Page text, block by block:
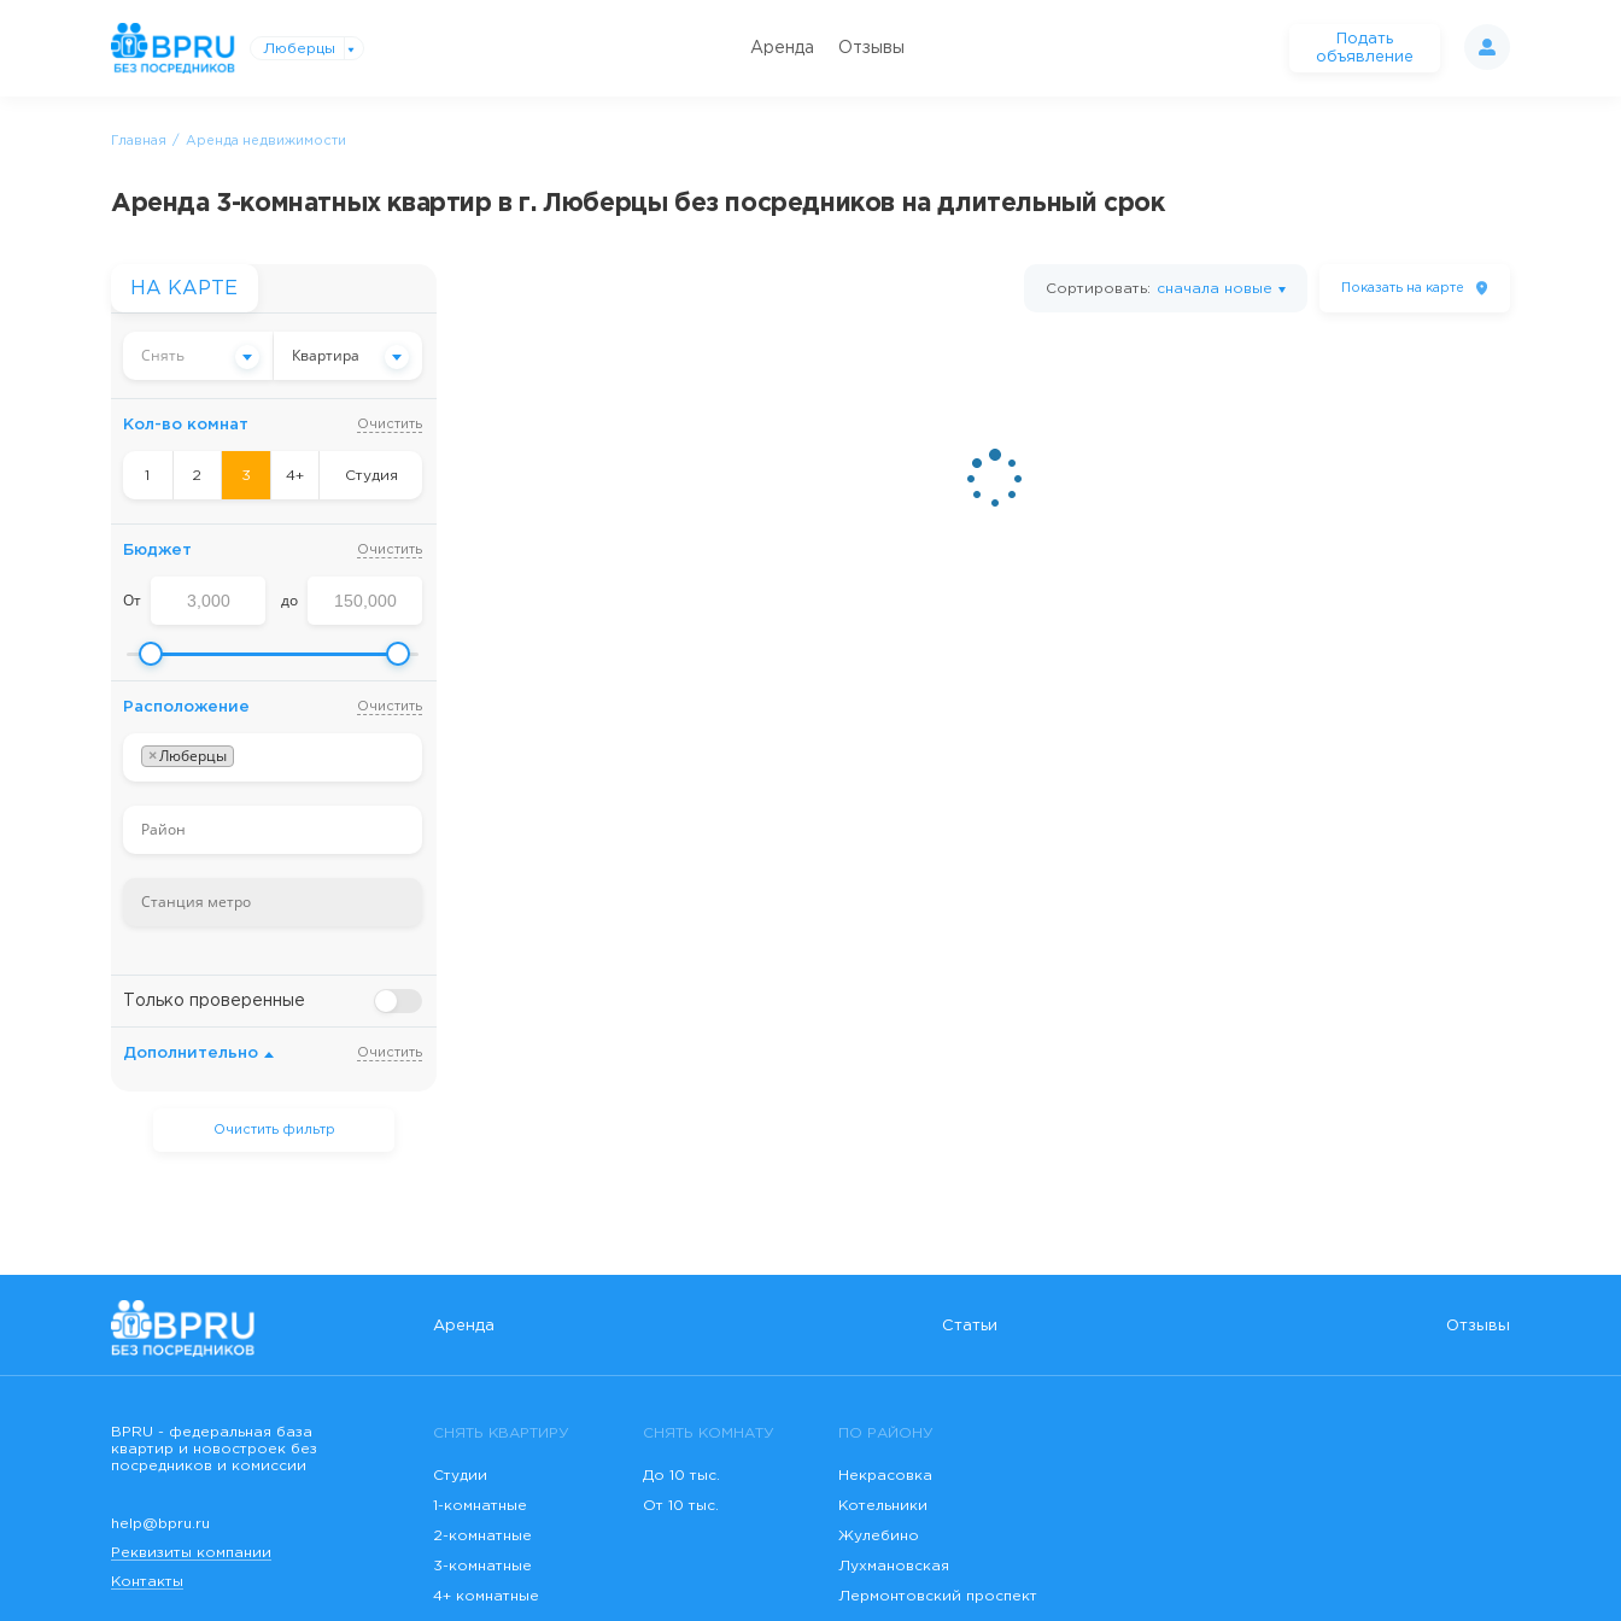
Люберцы Аренда Отзывы
Подать
объявление
Главная Аренда недвижимости
Аренда 3-комнатных квартир в г. Люберцы без посредников на длительный срок
Снять Квартира
Кол-во комнат Очистить
1 2 3 4+ Студия
Бюджет Очистить
От до
Расположение Очистить
×Люберцы
Только проверенные
Дополнительно Очистить
НА КАРТЕ
Очистить фильтр
Сортировать: сначала новые Показать на карте
Аренда Статьи Отзывы
BPRU - федеральная база
квартир и новостроек без
посредников и комиссии
help@bpru.ru
Реквизиты компании
Контакты
СНЯТЬ КВАРТИРУ
Студии
1-комнатные
2-комнатные
3-комнатные
4+ комнатные
СНЯТЬ КОМНАТУ
До 10 тыс.
От 10 тыс.
ПО РАЙОНУ
Некрасовка
Котельники
Жулебино
Лухмановская
Лермонтовский проспект